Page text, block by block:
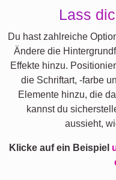
Lass
Du hast zahlreiche
Ändere die
Effekte hinzu.
die Schriftart, -farbe
Elemente hinzu, die
kannst du
aussieht,
Klicke auf ein Beispiel